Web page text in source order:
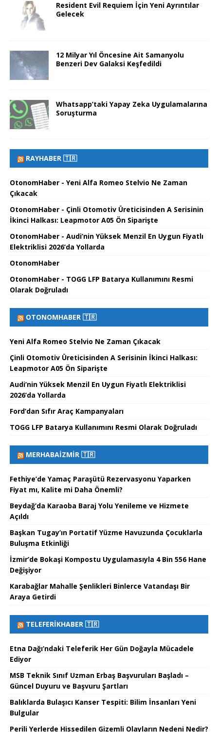
Resident Evil Requiem İçin Yeni Ayrıntılar
Gelecek
12 Milyar Yıl Öncesine Ait Samanyolu
Benzeri Dev Galaksi Keşfedildi
Whatsapp’taki Yapay Zeka Uygulamalarına
Soruşturma
RAYHABER 🇹🇷
OtonomHaber - Yeni Alfa Romeo Stelvio Ne Zaman
Çıkacak
OtonomHaber - Çinli Otomotiv Üreticisinden A Serisinin
İkinci Halkası: Leapmotor A05 Ön Siparişte
OtonomHaber - Audi’nin Yüksek Menzil En Uygun Fiyatlı
Elektriklisi 2026’da Yollarda
OtonomHaber
OtonomHaber - TOGG LFP Batarya Kullanımını Resmi
Olarak Doğruladı
OTONOMHABER 🇹🇷
Yeni Alfa Romeo Stelvio Ne Zaman Çıkacak
Çinli Otomotiv Üreticisinden A Serisinin İkinci Halkası:
Leapmotor A05 Ön Siparişte
Audi’nin Yüksek Menzil En Uygun Fiyatlı Elektriklisi
2026’da Yollarda
Ford’dan Sıfır Araç Kampanyaları
TOGG LFP Batarya Kullanımını Resmi Olarak Doğruladı
MERHABAİZMIR 🇹🇷
Fethiye’de Yamaç Paraşütü Rezervasyonu Yaparken
Fiyat mı, Kalite mi Daha Önemli?
Beydağ’da Karaoba Baraj Yolu Yenileme ve Hizmete
Açıldı
Başkan Tugay’ın Portatif Yüzme Havuzunda Çocuklarla
Buluşma Etkinliği
İzmir’de Bokaşi Kompostu Uygulamasıyla 4 Bin 556 Hane
Değişiyor
Karabağlar Mahalle Şenlikleri Binlerce Vatandaşı Bir
Araya Getirdi
TELEFERIKHABER 🇹🇷
Etna Dağı’ndaki Teleferik Her Gün Doğayla Mücadele
Ediyor
MSB Teknik Sınıf Uzman Erbaş Başvuruları Başladı –
Güncel Duyuru ve Başvuru Şartları
Balıklarda Bulaşıcı Kanser Tespiti: Bilim İnsanları Yeni
Bulgular
Perili Yerlerde Hissedilen Gizemli Olayların Nedeni Nedir?